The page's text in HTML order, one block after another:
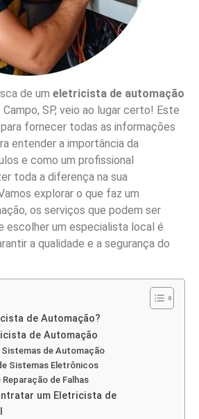
de um eletricista de automação
SP, veio ao lugar certo! Este
fornecer todas as informações
entender a importância da
e como um profissional
toda a diferença na sua
explorar o que faz um
os serviços que podem ser
escolher um especialista local é
a qualidade e a segurança do
de Automação?
de Automação
de Automação
Sistemas Eletrônicos
de Falhas
um Eletricista de